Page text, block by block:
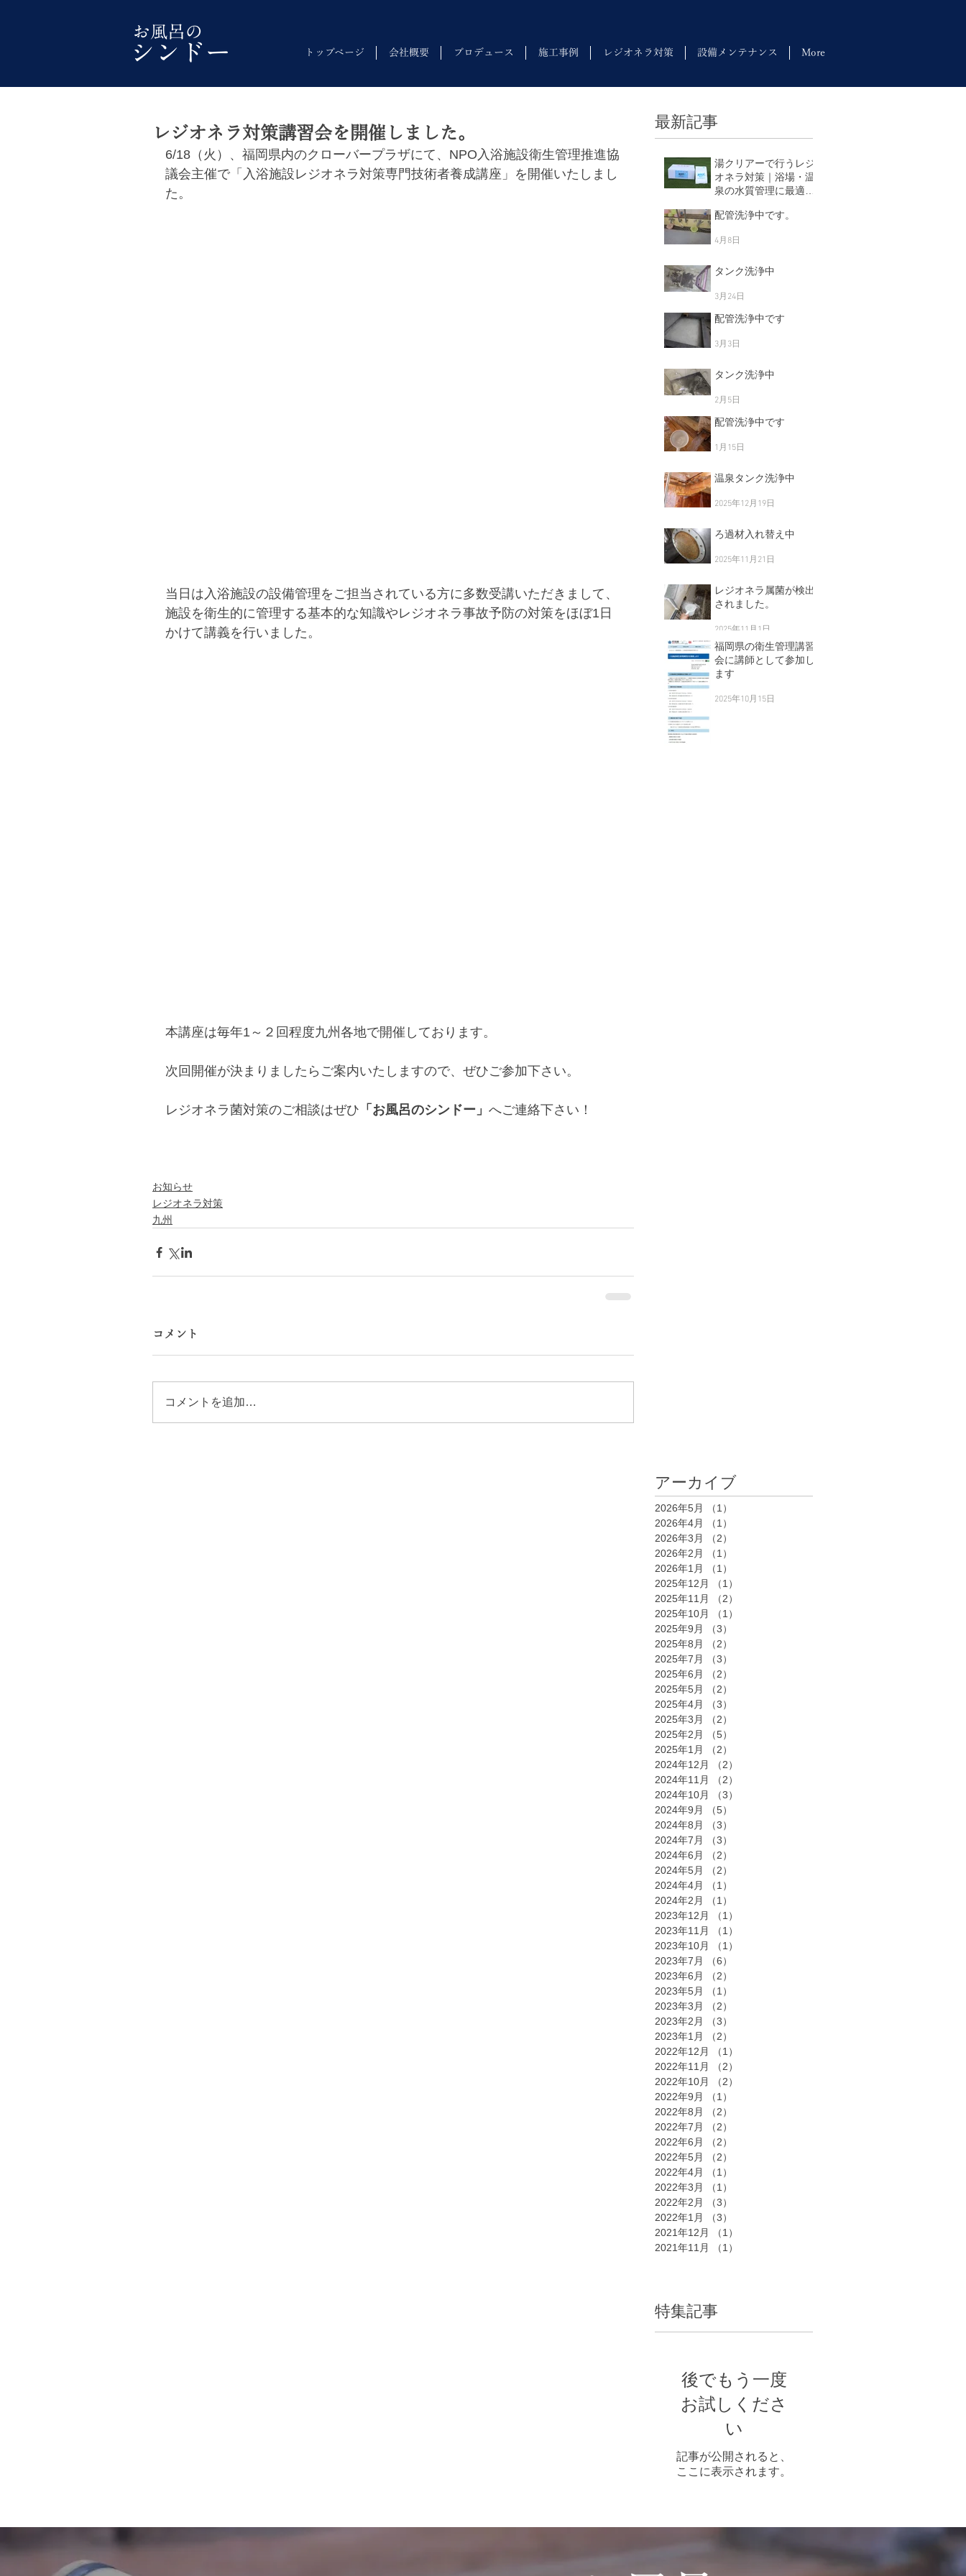
トップページ 会社概要 プロデュース 施工事例 レジオネラ対策 設備メンテナンス More
レジオネラ対策講習会を開催しました。
6/18（火）、福岡県内のクローバープラザにて、 NPO入浴施設衛生管理推進協
議会主催で「入浴施設レジオネラ対策専門技術者養成講座」を開催いたしまし
た。
当日は入浴施設の設備管理をご担当されている方に多数受講いただきまして、
施設を衛生的に管理する基本的な知識やレジオネラ事故予防の対策をほぼ1日
かけて講義を行いました。
本講座は毎年1～２回程度九州各地で開催しております。
次回開催が決まりましたらご案内いたしますので、ぜひご参加下さい。
レジオネラ菌対策のご相談はぜひ 「お風呂のシンドー」 へご連絡下さい！
お知らせ
レジオネラ対策
九州
コメント
コメントを追加…
最新記事
湯クリアーで行うレジ
オネラ対策｜浴場・温
泉の水質管理に最適な
5月11日
配管洗浄中です。
4月8日
タンク洗浄中
3月24日
配管洗浄中です
3月3日
タンク洗浄中
2月5日
配管洗浄中です
1月15日
温泉タンク洗浄中
2025年12月19日
ろ過材入れ替え中
2025年11月21日
レジオネラ属菌が検出
されました。
2025年11月1日
福岡県の衛生管理講習
会に講師として参加し
ます
2025年10月15日
アーカイブ
2026年5月 （1）
2026年4月
（1）
2026年3月
（2）
2026年2月
（1）
2026年1月
（1）
2025年12月
（1）
2025年11月
（2）
2025年10月
（1）
2025年9月
（3）
2025年8月
（2）
2025年7月
（3）
2025年6月
（2）
2025年5月
（2）
2025年4月
（3）
2025年3月
（2）
2025年2月
（5）
2025年1月
（2）
2024年12月
（2）
2024年11月
（2）
2024年10月
（3）
2024年9月
（5）
2024年8月
（3）
2024年7月
（3）
2024年6月
（2）
2024年5月
（2）
2024年4月
（1）
2024年2月
（1）
2023年12月
（1）
2023年11月
（1）
2023年10月
（1）
2023年7月
（6）
2023年6月
（2）
2023年5月
（1）
2023年3月
（2）
2023年2月
（3）
2023年1月
（2）
2022年12月
（1）
2022年11月
（2）
2022年10月
（2）
2022年9月
（1）
2022年8月
（2）
2022年7月
（2）
2022年6月
（2）
2022年5月
（2）
2022年4月
（1）
2022年3月
（1）
2022年2月
（3）
2022年1月
（3）
2021年12月
（1）
2021年11月
（1）
特集記事
後でもう一度
お試しくださ
い
記事が公開されると、
ここに表示されます。